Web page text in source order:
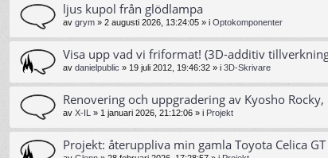
ljus kupol från glödlampa
av grym » 2 augusti 2026, 13:24:05 » i Optokomponenter
Visa upp vad vi friformat! (3D-additiv
av danielpublic » 19 juli 2012, 19:46:32 » i 3D-Skrivare
Renovering och uppgradering av Kyosho
av X-IL » 1 januari 2026, 21:12:06 » i Projekt
Projekt: återuppliva min gamla Toyota Celica GT